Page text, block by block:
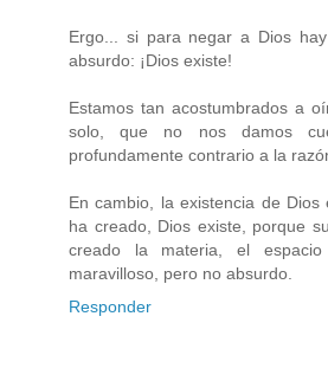
Ergo... si para negar a Dios
absurdo: ¡Dios existe!
Estamos tan acostumbrados a
solo, que no nos damos
profundamente contrario a la
En cambio, la existencia de
ha creado, Dios existe, porque
creado la materia, el
maravilloso, pero no absurdo.
Responder